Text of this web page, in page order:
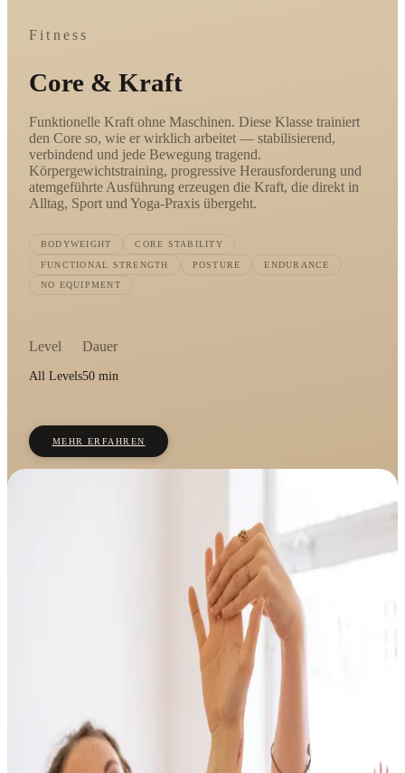
Fitness
Core & Kraft
Funktionelle Kraft ohne Maschinen. Diese Klasse trainiert
den Core so, wie er wirklich arbeitet — stabilisierend,
verbindend und jede Bewegung tragend.
Körpergewichtstraining, progressive Herausforderung und
atemgeführte Ausführung erzeugen die Kraft, die direkt in
Alltag, Sport und Yoga-Praxis übergeht.
BODYWEIGHT CORE STABILITY
FUNCTIONAL STRENGTH POSTURE ENDURANCE
NO EQUIPMENT
Level
All Levels
Dauer
50 min
MEHR ERFAHREN